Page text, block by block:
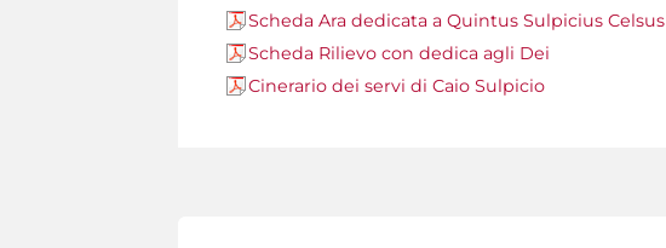
Scheda Ara dedicata a Quintus Sulpicius Celsus
Scheda Rilievo con dedica agli Dei
Cinerario dei servi di Caio Sulpicio